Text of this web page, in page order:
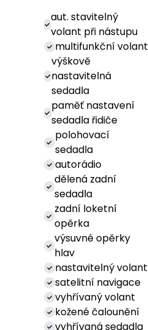
aut. stavitelný
volant při nástupu
multifunkční volant
výškově
nastavitelná
sedadla
paměť nastavení
sedadla řidiče
polohovací
sedadla
autorádio
dělená zadní
sedadla
zadní loketní
opěrka
výsuvné opěrky
hlav
nastavitelný volant
satelitní navigace
vyhřívaný volant
kožené čalounění
vyhřívaná sedadla